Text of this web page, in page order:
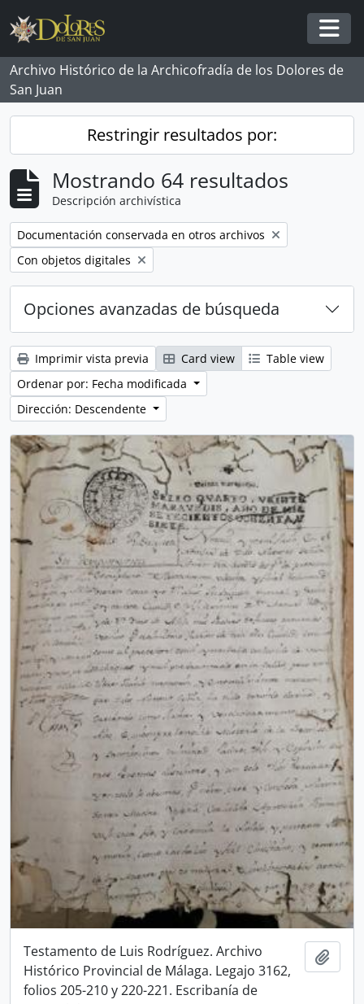
Skip to main content
Archivo Histórico de la Archicofradía de los Dolores de
San Juan
Restringir resultados por:
Mostrando 64 resultados
Descripción archivística
Remove filter:
Documentación conservada en otros archivos
Remove filter:
Con objetos digitales
Opciones avanzadas de búsqueda
Imprimir vista previa Card view
Table view
Ordenar por: Fecha modificada
Dirección: Descendente
Testamento de Luis Rodríguez. Archivo
Histórico Provincial de Málaga. Legajo 3162,
folios 205-210 y 220-221. Escribanía de